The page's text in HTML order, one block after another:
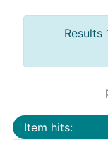
Results
Item hits: